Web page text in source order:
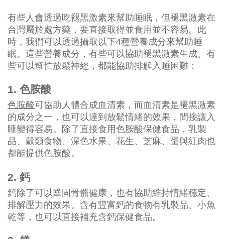
有些人會透過吃褪黑激素來幫助睡眠，但褪黑激素在
台灣屬於處方藥，要直接取得並食用並不容易。此
時，我們可以透過攝取以下4種營養成分來幫助睡
眠。這些營養成分，有些可以協助褪黑激素生成、有
些可以幫忙放鬆神經，都能協助排解入睡困難：
1. 色胺酸
色胺酸可協助人體合成血清素，而血清素是褪黑激素
的成分之一，也可以達到放鬆情緒的效果，間接讓入
睡變得容易。除了直接食用色胺酸保健食品，乳製
品、穀類食物、深色水果、花生、芝麻、蛋與紅肉也
都能提供色胺酸。
2. 鈣
鈣除了可以鞏固骨骼健康，也有協助維持情緒穩定、
排解壓力的效果。含有豐富鈣的食物有乳製品、小魚
乾等，也可以直接補充含鈣保健食品。